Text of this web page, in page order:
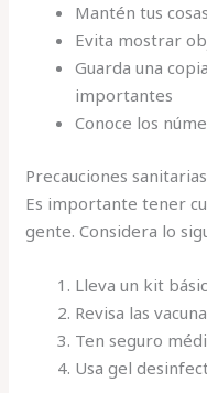
Mantén tus
Evita mostrar
Guarda una
importantes
Conoce los
Precauciones sanitarias
Es importante tener
gente. Considera lo
Lleva un kit
Revisa las
Ten seguro
Usa gel